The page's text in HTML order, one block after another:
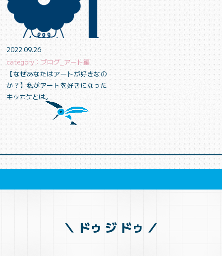
2022.09.26
category：ブログ_アート編
【なぜあなたはアートが好きなの
か？】私がアートを好きになった
キッカケとは。
＼ ドゥ ジ ドゥ ／